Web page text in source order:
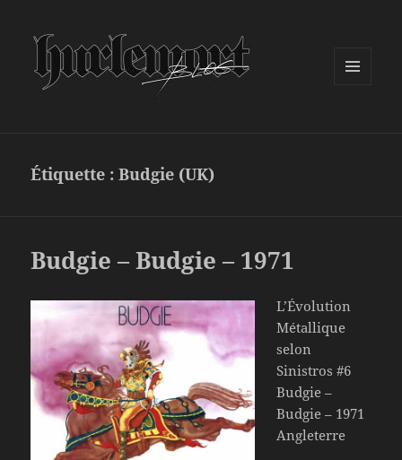
Étiquette :Budgie (UK)
Budgie – Budgie – 1971
L’Évolution
Métallique
selon
Sinistros #6
Budgie –
Budgie – 1971
Angleterre